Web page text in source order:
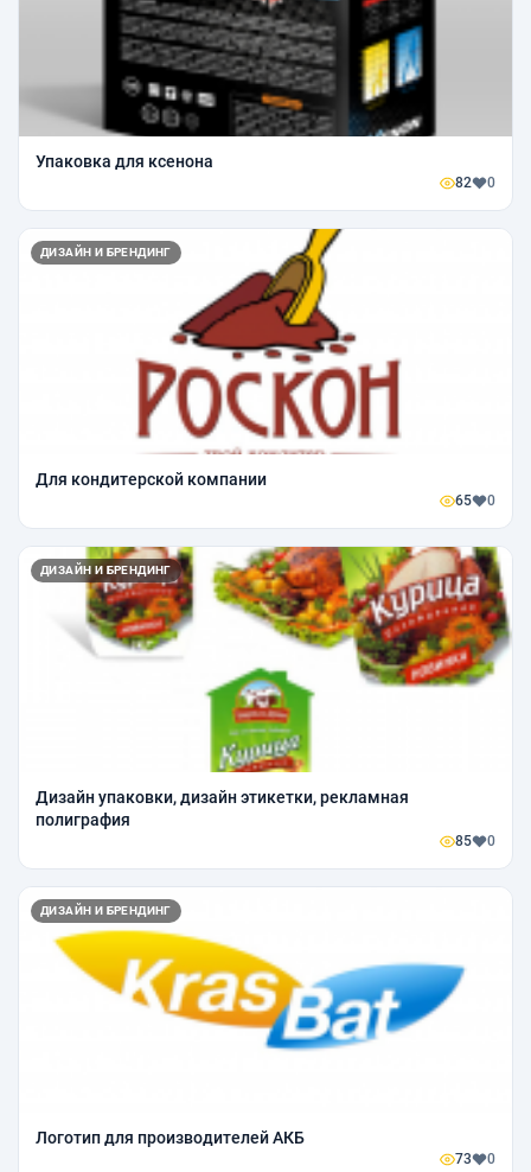
Упаковка для ксенона
82 0
ДИЗАЙН И БРЕНДИНГ
Для кондитерской компании
65 0
ДИЗАЙН И БРЕНДИНГ
Дизайн упаковки, дизайн этикетки, рекламная
полиграфия
85 0
ДИЗАЙН И БРЕНДИНГ
Логотип для производителей АКБ
73 0